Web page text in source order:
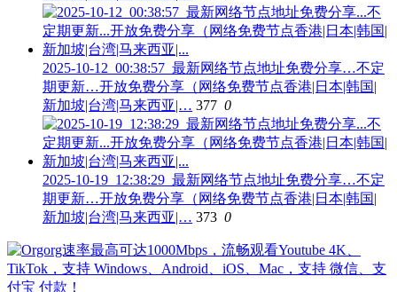
2025-10-12_00:38:57_最新网络节点地址免费分享…不定
期更新…开放免费分享（网络免费节点香港|日本|韩国|
新加坡|台湾|马来西亚|… 377 0
2025-10-19_12:38:29_最新网络节点地址免费分享…不定
期更新…开放免费分享（网络免费节点香港|日本|韩国|
新加坡|台湾|马来西亚|… 373 0